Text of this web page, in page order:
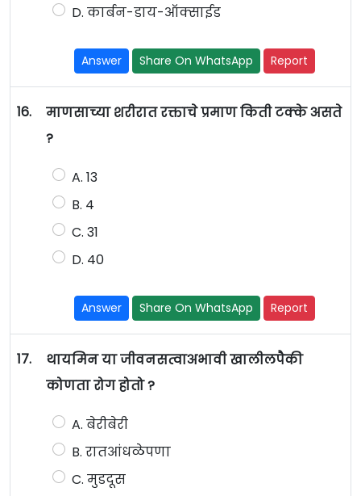
D. कार्बन-डाय-ऑक्साईड
Answer Share On WhatsApp Report
16.
माणसाच्या शरीरात रक्ताचे प्रमाण किती टक्के असते
?
A. 13
B. 4
C. 31
D. 40
Answer Share On WhatsApp Report
17.
थायमिन या जीवनसत्वाअभावी खालीलपैकी
कोणता रोग होतो ?
A. बेरीबेरी
B. रातआंधळेपणा
C. मुडदूस